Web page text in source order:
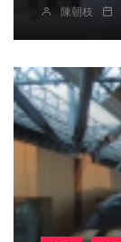
陳朝枝